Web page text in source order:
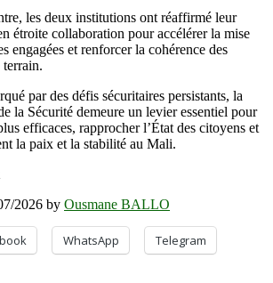
les deux institutions ont réaffirmé leur
étroite collaboration pour accélérer la mise
engagées et renforcer la cohérence des
terrain.
par des défis sécuritaires persistants, la
la Sécurité demeure un levier essentiel pour
efficaces, rapprocher l’État des citoyens et
la paix et la stabilité au Mali.
2026 by Ousmane BALLO
WhatsApp Telegram